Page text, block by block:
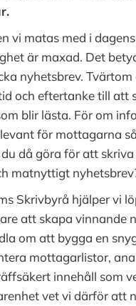
vi matas med i
är maxad. Det
nyhetsbrev.
och eftertanke till att
blir lästa. För om
för mottagarna
då göra för att
matnyttigt
Skrivbyrå hjälper vi
att skapa vinnande
om att bygga en
mottagarlistor,
innehåll som
vet vi därför att